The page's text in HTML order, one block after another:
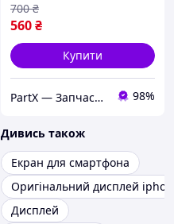
560₴
700 ₴
Купити
PartX — Запчастини для смартфонів 98%
Дивись також
Екран для смартфона
Оригінальний дисплей
Дисплей